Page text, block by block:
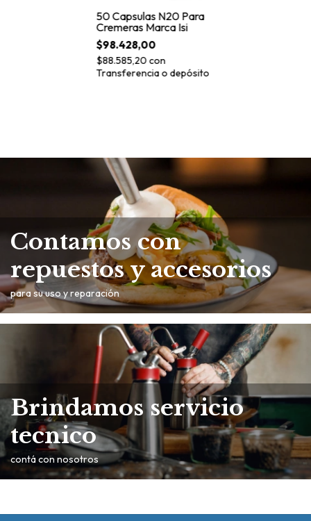
50 Capsulas N20 Para
Cremeras Marca Isi
$98.428,00
$88.585,20 con
Transferencia o depósito
Contamos con
repuestos y accesorios
para su uso y reparación
Brindamos servicio
tecnico
contá con nosotros